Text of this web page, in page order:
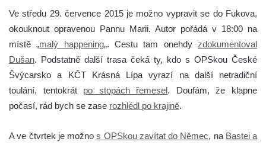
Ve středu 29. července 2015 je možno vypravit se do Fukova,
okouknout opravenou Pannu Marii. Autor pořádá v 18:00 na
místě „malý happening„. Cestu tam onehdyzdokumentoval
Dušan. Podstatně další trasa čeká ty, kdo s OPSkou České
Švýcarsko a KČT Krásná Lípa vyrazí na další netradiční
toulání, tentokrát po stopách řemesel. Doufám, že klapne
počasí, rád bych se zase rozhlédl po krajině.
A ve čtvrtek je možnos OPSkou zavítat do Němec, na Bastei a